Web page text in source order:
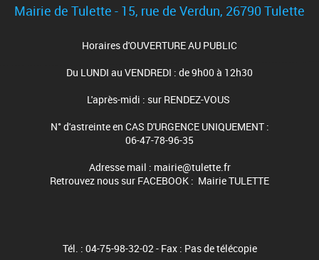
Mairie de Tulette - 15, rue de Verdun, 26790 Tulette
Horaires d'OUVERTURE AU PUBLIC
Du LUNDI au VENDREDI : de 9h00 à 12h30
L'après-midi : sur RENDEZ-VOUS
N° d'astreinte en CAS D'URGENCE UNIQUEMENT :
06-47-78-96-35
Adresse mail : mairie@tulette.fr
Retrouvez nous sur FACEBOOK : Mairie TULETTE
Tél. : 04-75-98-32-02 - Fax : Pas de télécopie